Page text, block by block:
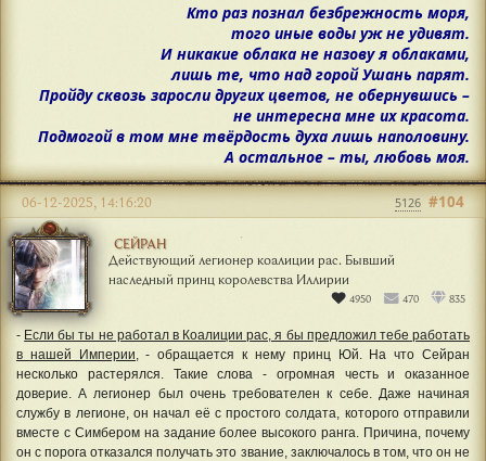
Кто раз познал безбрежность моря,
того иные воды уж не удивят.
И никакие облака не назову я облаками,
лишь те, что над горой Ушань парят.
Пройду сквозь заросли других цветов, не обернувшись –
не интересна мне их красота.
Подмогой в том мне твёрдость духа лишь наполовину.
А остальное – ты, любовь моя.
СЕЙРАН
Действующий легионер коалиции рас. Бывший
наследный принц королевства Иллирии
4950 470 835
#104
06-12-2025, 14:16:20 5126
- Если бы ты не работал в Коалиции рас, я бы предложил тебе работать
в нашей Империи,
- обращается к нему принц Юй. На что Сейран
несколько растерялся. Такие слова - огромная честь и оказанное
доверие. А легионер был очень требователен к себе. Даже начиная
службу в легионе, он начал её с простого солдата, которого отправили
вместе с Симбером на задание более высокого ранга. Причина, почему
он с порога отказался получать это звание, заключалось в том, что он не